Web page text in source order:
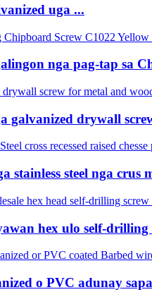
uga ...
nga pag-tap sa
galvanized drywall
stainless steel nga crus
hex ulo self-drilling
o PVC adunay